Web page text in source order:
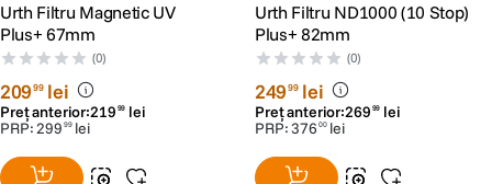
Urth Filtru Magnetic UV
Plus+ 67mm
(0)
20999 lei
Preț anterior:219 99 lei
PRP:299 99 lei
Urth Filtru ND1000 (10 Stop)
Plus+ 82mm
(0)
24999 lei
Preț anterior:269 99 lei
PRP:376 00 lei